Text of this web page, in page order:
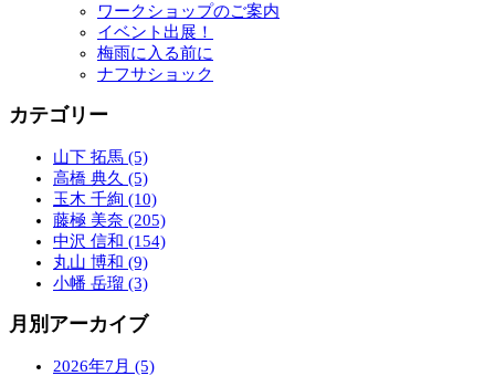
ワークショップのご案内
イベント出展！
梅雨に入る前に
ナフサショック
カテゴリー
山下 拓馬 (5)
高橋 典久 (5)
玉木 千絢 (10)
藤極 美奈 (205)
中沢 信和 (154)
丸山 博和 (9)
小幡 岳瑠 (3)
月別アーカイブ
2026年7月 (5)